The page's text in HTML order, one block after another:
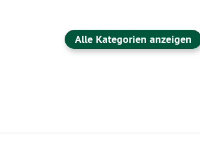
Alle Kategorien anzeigen